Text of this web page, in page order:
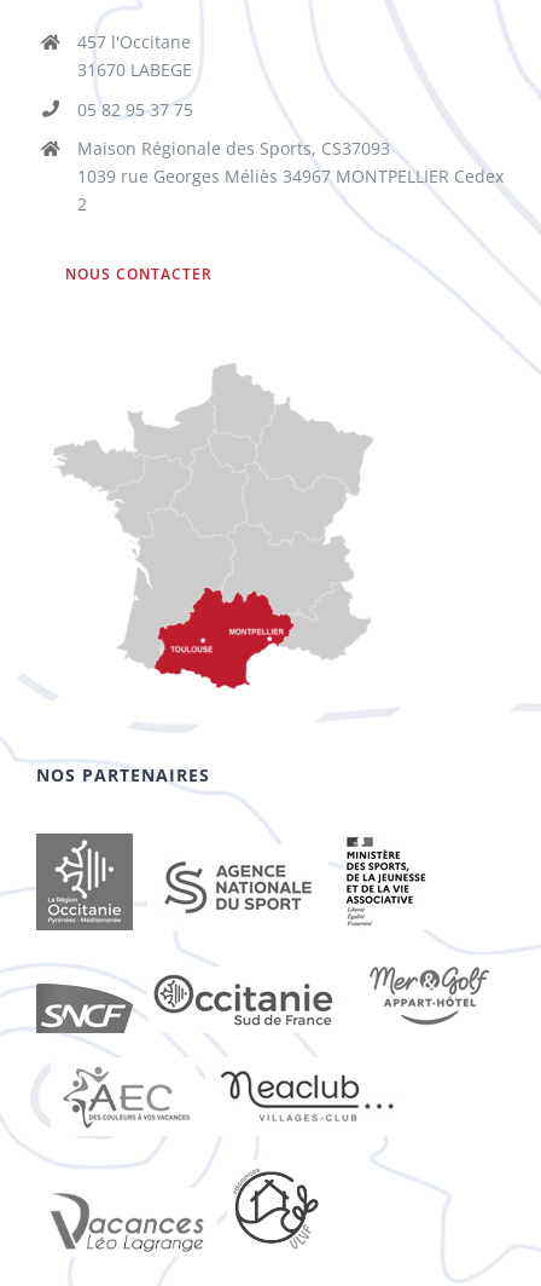
457 l'Occitane
31670 LABEGE
05 82 95 37 75
Maison Régionale des Sports, CS37093
1039 rue Georges Méliès 34967 MONTPELLIER Cedex
2
NOUS CONTACTER
NOS PARTENAIRES